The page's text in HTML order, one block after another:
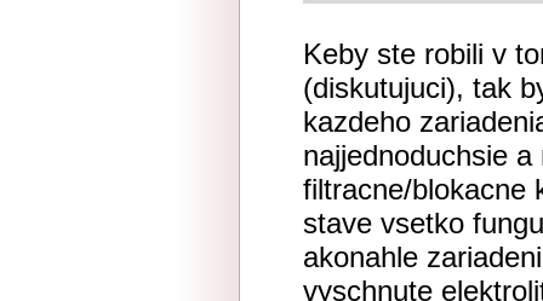
Keby ste robili v
(diskutujuci), tak
kazdeho
najjednoduchsie
filtracne/blokacne
stave vsetko
akonahle
vyschnute